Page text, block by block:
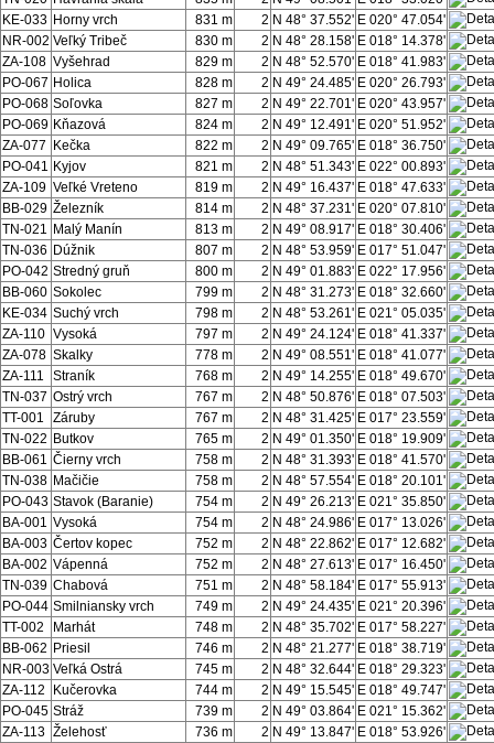
KE-033 Horny vrch 831 m 2 N 48° 37.552' E 020° 47.054'
NR-002 Veľký Tribeč 830 m 2 N 48° 28.158' E 018° 14.378'
ZA-108 Vyšehrad 829 m 2 N 48° 52.570' E 018° 41.983'
PO-067 Holica 828 m 2 N 49° 24.485' E 020° 26.793'
PO-068 Soľovka 827 m 2 N 49° 22.701' E 020° 43.957'
PO-069 Kňazová 824 m 2 N 49° 12.491' E 020° 51.952'
ZA-077
Kečka 822 m 2 N 49° 09.765' E 018° 36.750'
PO-041 Kyjov 821 m 2 N 48° 51.343' E 022° 00.893'
ZA-109 Veľké Vreteno 819 m 2 N 49° 16.437' E 018° 47.633'
BB-029 Železník 814 m 2 N 48° 37.231' E 020° 07.810'
TN-021 Malý Manín 813 m 2 N 49° 08.917' E 018° 30.406'
TN-036 Dúžnik 807 m 2 N 48° 53.959' E 017° 51.047'
PO-042 Stredný gruň 800 m 2 N 49° 01.883' E 022° 17.956'
BB-060 Sokolec 799 m 2 N 48° 31.273' E 018° 32.660'
KE-034 Suchý vrch 798 m 2 N 48° 53.261' E 021° 05.035'
ZA-110 Vysoká 797 m 2 N 49° 24.124' E 018° 41.337'
ZA-078 Skalky 778 m 2 N 49° 08.551' E 018° 41.077'
ZA-111
Straník 768 m 2 N 49° 14.255' E 018° 49.670'
TN-037 Ostrý vrch 767 m 2 N 48° 50.876' E 018° 07.503'
TT-001
Záruby 767 m 2 N 48° 31.425' E 017° 23.559'
TN-022 Butkov 765 m 2 N 49° 01.350' E 018° 19.909'
BB-061 Čierny vrch 758 m 2 N 48° 31.393' E 018° 41.570'
TN-038 Mačičie 758 m 2 N 48° 57.554' E 018° 20.101'
PO-043 Stavok (Baranie) 754 m 2 N 49° 26.213' E 021° 35.850'
BA-001 Vysoká 754 m 2 N 48° 24.986' E 017° 13.026'
BA-003 Čertov kopec 752 m 2 N 48° 22.862' E 017° 12.682'
BA-002 Vápenná 752 m 2 N 48° 27.613' E 017° 16.450'
TN-039 Chabová 751 m 2 N 48° 58.184' E 017° 55.913'
PO-044 Smilniansky vrch 749 m 2 N 49° 24.435' E 021° 20.396'
TT-002
Marhát 748 m 2 N 48° 35.702' E 017° 58.227'
BB-062 Priesil 746 m 2 N 48° 21.277' E 018° 38.719'
NR-003 Veľká Ostrá 745 m 2 N 48° 32.644' E 018° 29.323'
ZA-112
Kučerovka 744 m 2 N 49° 15.545' E 018° 49.747'
PO-045 Stráž 739 m 2 N 49° 03.864' E 021° 15.362'
ZA-113 Želehosť 736 m 2 N 49° 13.847' E 018° 53.926'